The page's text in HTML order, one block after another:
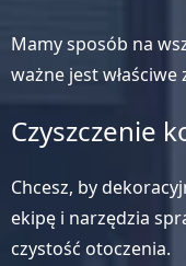
Mamy sposób na
ważne jest
Czyszczenie
Chcesz, by
ekipę i narzędzia
czystość otoczenia.